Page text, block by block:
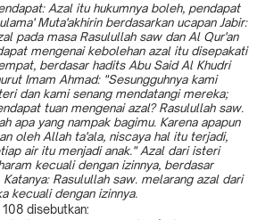
Azal itu hukumnya boleh, pendapat
Muta'akhirin berdasarkan ucapan Jabir:
pada masa Rasulullah saw dan Al Qur'an
mengenai kebolehan azal itu disepakati
berdasar hadits Abu Said Al Khudri
Imam Ahmad: "Sesungguhnya kami
dan kami senang mendatangi mereka;
tuan mengenai azal? Rasulullah saw.
apa yang nampak bagimu. Karena apapun
oleh Allah ta'ala, niscaya hal itu terjadi,
air itu menjadi anak." Azal dari isteri
kecuali dengan izinnya, berdasar
Rasulullah saw. melarang azal dari
kecuali dengan izinnya.
108 disebutkan: